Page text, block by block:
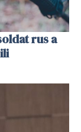
rus a